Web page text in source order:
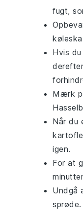
fugt,
Hvis
Mærk
Når du
igen.
For at
Undgå
sprøde.